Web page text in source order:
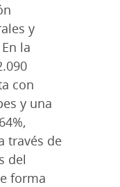
y
la
con
y una
través de
del
forma